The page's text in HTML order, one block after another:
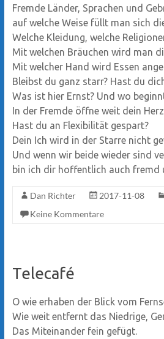
Fremde Länder, Sprachen und
auf welche Weise füllt man sich
Welche Kleidung, welche
Mit welchen Bräuchen wird man
Mit welcher Hand wird Essen
Bleibst du ganz starr? Hast du
Was ist hier Ernst? Und wo
In der Fremde öffne weit dein
Hast du an Flexibilität gespart?
Dein Ich wird in der Starre nicht
Und wenn wir beide wieder sind
bin ich dir hoffentlich auch fremd
Dan Richter 2017-11-08
Keine Kommentare
Telecafé
O wie erhaben der Blick vom
Wie weit entfernt das Niedrige,
Das Miteinander fein gefügt.